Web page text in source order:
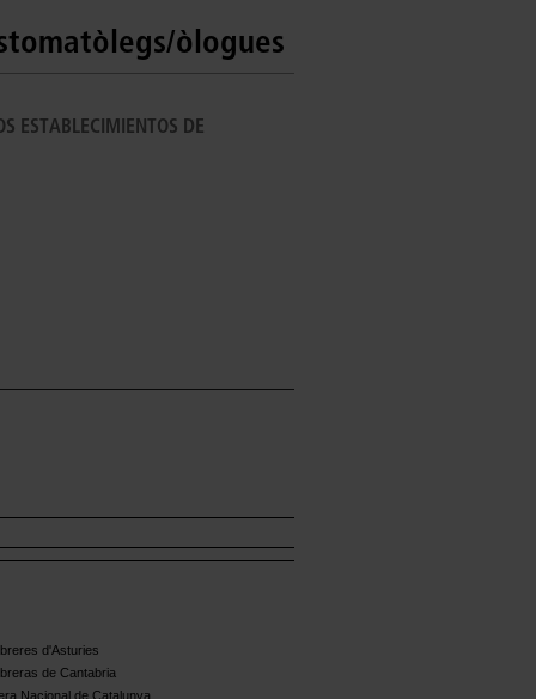
òlogues
ESTABLECIMIENTOS DE
d'Asturies
de Cantabria
Nacional de Catalunya